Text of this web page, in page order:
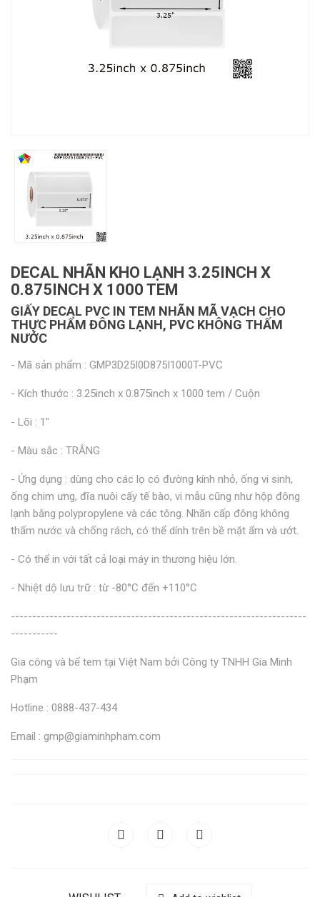
DECAL NHÃN KHO LẠNH 3.25INCH X
0.875INCH X 1000 TEM
GIẤY DECAL PVC IN TEM NHÃN MÃ VẠCH CHO
THỰC PHẨM ĐÔNG LẠNH, PVC KHÔNG THẤM
NƯỚC
- Mã sản phẩm : GMP3D25I0D875I1000T-PVC
- Kích thước : 3.25inch x 0.875inch x 1000 tem / Cuộn
- Lõi : 1"
- Màu sắc : TRẮNG
- Ứng dụng : dùng cho các lọ có đường kính nhỏ, ống vi sinh,
ống chim ưng, đĩa nuôi cấy tế bào, vi mẫu cũng như hộp đông
lạnh bằng polypropylene và các tông. Nhãn cấp đông không
thấm nước và chống rách, có thể dính trên bề mặt ẩm và ướt.
- Có thể in với tất cả loại máy in thương hiệu lớn.
- Nhiệt dộ lưu trữ : từ -80°C đến +110°C
---------------------------------------------------------------------
-----------
Gia công và bế tem tại Việt Nam bởi Công ty TNHH Gia Minh
Phạm
Hotline : 0888-437-434
Email : gmp@giaminhpham.com